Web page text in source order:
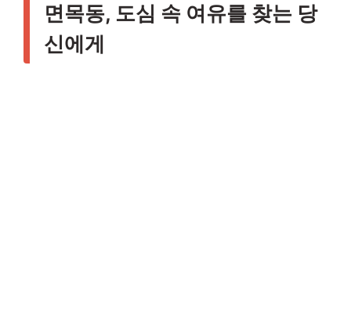
면목동, 도심 속 여유를 찾는 당
신에게